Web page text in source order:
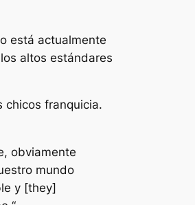
está actualmente
altos estándares
chicos franquicia.
obviamente
mundo
y [they]